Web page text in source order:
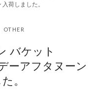
荷しました。
OTHER
バケット
ーアフタヌーン
。